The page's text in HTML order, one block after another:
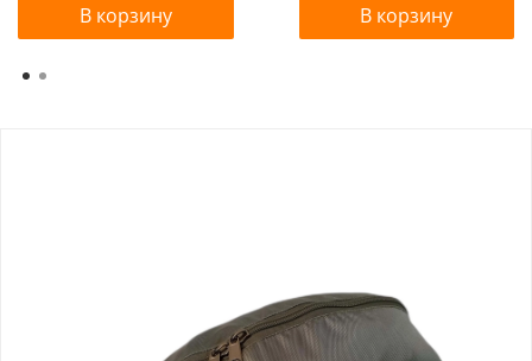
В корзину
В корзину